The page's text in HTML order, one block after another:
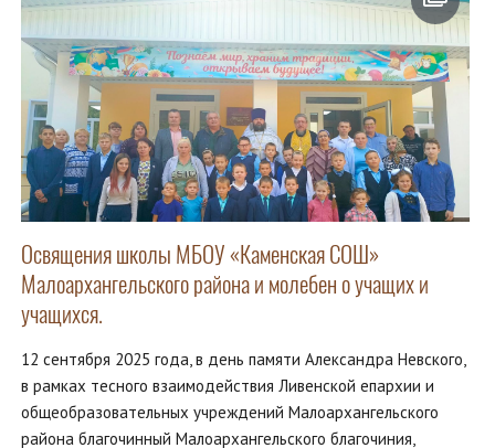
Освящения школы МБОУ «Каменская СОШ»
Малоархангельского района и молебен о учащих и
учащихся.
12 сентября 2025 года, в день памяти Александра Невского,
в рамках тесного взаимодействия Ливенской епархии и
общеобразовательных учреждений Малоархангельского
района благочинный Малоархангельского благочиния,